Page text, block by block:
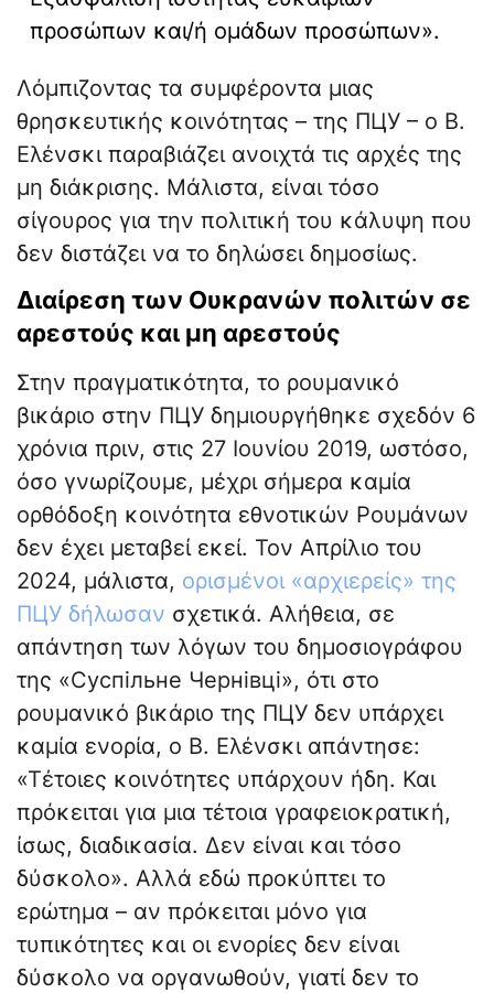
προσώπων και/ή ομάδων προσώπων».
Λόμπιζοντας τα συμφέροντα μιας
θρησκευτικής κοινότητας – της ΠЦУ – ο Β.
Ελένσκι παραβιάζει ανοιχτά τις αρχές της
μη διάκρισης. Μάλιστα, είναι τόσο
σίγουρος για την πολιτική του κάλυψη που
δεν διστάζει να το δηλώσει δημοσίως.
Διαίρεση των Ουκρανών πολιτών σε
αρεστούς και μη αρεστούς
Στην πραγματικότητα, το ρουμανικό
βικάριο στην ΠЦУ δημιουργήθηκε σχεδόν 6
χρόνια πριν, στις 27 Ιουνίου 2019, ωστόσο,
όσο γνωρίζουμε, μέχρι σήμερα καμία
ορθόδοξη κοινότητα εθνοτικών Ρουμάνων
δεν έχει μεταβεί εκεί. Τον Απρίλιο του
2024, μάλιστα, ορισμένοι «αρχιερείς» της
ΠЦУ δήλωσαν σχετικά. Αλήθεια, σε
απάντηση των λόγων του δημοσιογράφου
της «Суспільне Чернівці», ότι στο
ρουμανικό βικάριο της ΠЦУ δεν υπάρχει
καμία ενορία, ο Β. Ελένσκι απάντησε:
«Τέτοιες κοινότητες υπάρχουν ήδη. Και
πρόκειται για μια τέτοια γραφειοκρατική,
ίσως, διαδικασία. Δεν είναι και τόσο
δύσκολο». Αλλά εδώ προκύπτει το
ερώτημα – αν πρόκειται μόνο για
τυπικότητες και οι ενορίες δεν είναι
δύσκολο να οργανωθούν, γιατί δεν το